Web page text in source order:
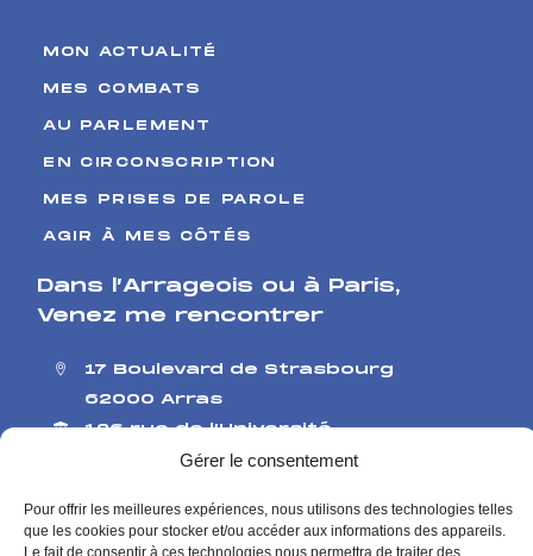
Gérer le consentement
Pour offrir les meilleures expériences, nous utilisons des technologies telles
que les cookies pour stocker et/ou accéder aux informations des appareils.
Le fait de consentir à ces technologies nous permettra de traiter des
MON ACTUALITÉ
MES COMBATS
AU PARLEMENT
EN CIRCONSCRIPTION
MES PRISES DE PAROLE
AGIR À MES CÔTÉS
Dans l’Arrageois ou à Paris,
Venez me rencontrer
17 Boulevard de Strasbourg
62000 Arras
126 rue de l’Université
75007 Paris
Contact presse